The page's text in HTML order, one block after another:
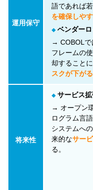
運用保守
語であれば
を確保しやす
◆ ベンダー
→ COBOLで
フレームの
却することに
スクが下がる
将来性
◆ サービス
→ オープン
ログラム言
システムへ
来的なサー
る。